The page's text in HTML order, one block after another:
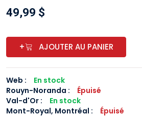
49,99 $
+ AJOUTER AU PANIER
Web :
En stock
Rouyn-Noranda :
Épuisé
Val-d'Or :
En stock
Mont-Royal, Montréal : Épuisé